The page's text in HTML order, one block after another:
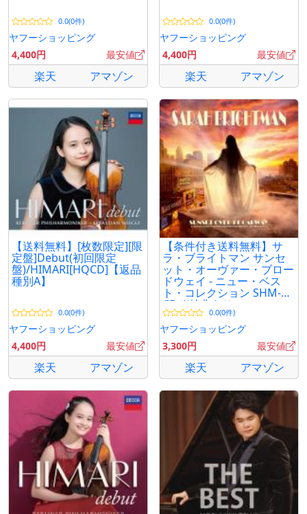
0.0(0件)
ヤフーショッピング
4,400円
最安値
楽天 アマゾン
0.0(0件)
ヤフーショッピング
4,400円
最安値
楽天 アマゾン
【送料無料】[枚数限定][限
定盤]Debut(初回限定
盤)/HIMARI[HQCD]【返品
種別A】
0.0(0件)
ヤフーショッピング
4,400円
最安値
楽天 アマゾン
【条件付き送料無料】サ
ラ・ブライトマン サンセ
ット・オーヴァー・ブロー
ドウェイ - ニュー・ベス
ト・コレクション SHM-
CD ※特典あり
0.0(0件)
ヤフーショッピング
3,300円
最安値
楽天 アマゾン